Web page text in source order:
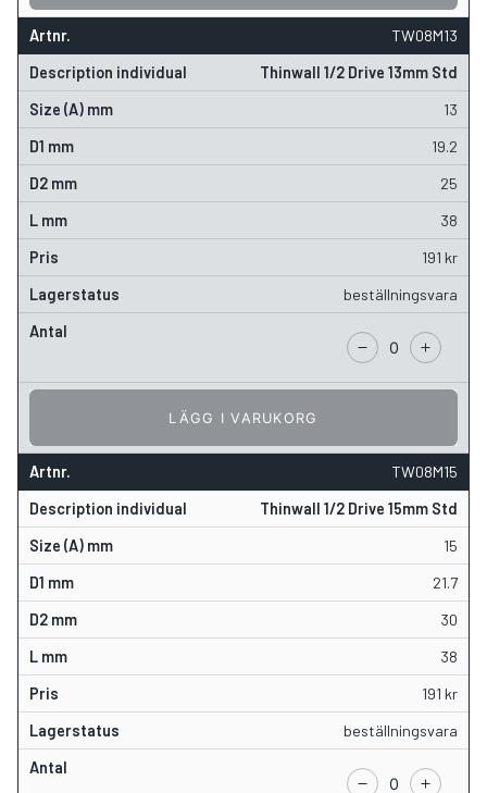
TW08M13
Thinwall 1/2 Drive 13mm Std
13
19.2
25
38
191 kr
beställningsvara
LÄGG I VARUKORG
TW08M15
Thinwall 1/2 Drive 15mm Std
15
21.7
30
38
191 kr
beställningsvara